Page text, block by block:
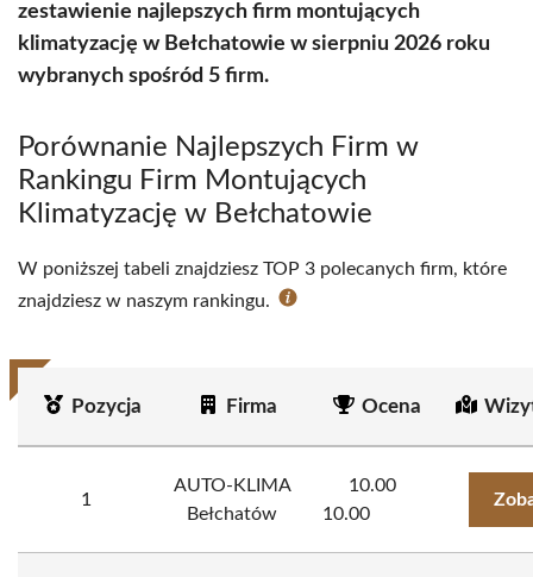
zestawienie najlepszych firm montujących
klimatyzację w Bełchatowie w sierpniu 2026 roku
wybranych spośród 5 firm.
Porównanie Najlepszych Firm w
Rankingu Firm Montujących
Klimatyzację w Bełchatowie
W poniższej tabeli znajdziesz TOP 3 polecanych firm, które
znajdziesz w naszym rankingu.
Pozycja Firma Ocena
1
AUTO-KLIMA
Bełchatów
10.00
10.00